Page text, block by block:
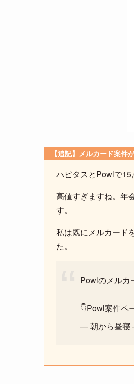
【追記】メルカード案件
ハピタスとPowlで
高値すぎますね。年
す。
私は既にメルカード
た。
Powlのメルカ
👇Powl案件ペ
— 朝から昼寝